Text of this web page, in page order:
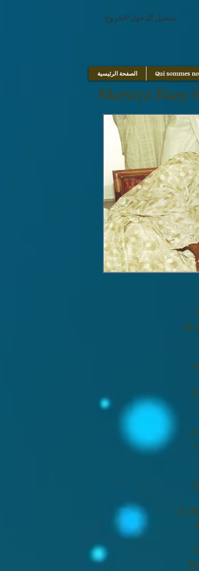
تسجيل الدخول/الخروج
الصفحة الرئيسية Qui sommes
Marsiya Baay
Si
6.